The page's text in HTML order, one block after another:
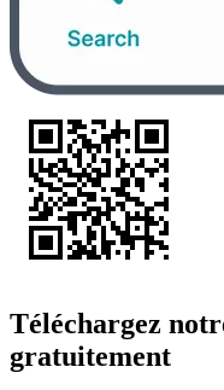
Téléchargez
gratuitement